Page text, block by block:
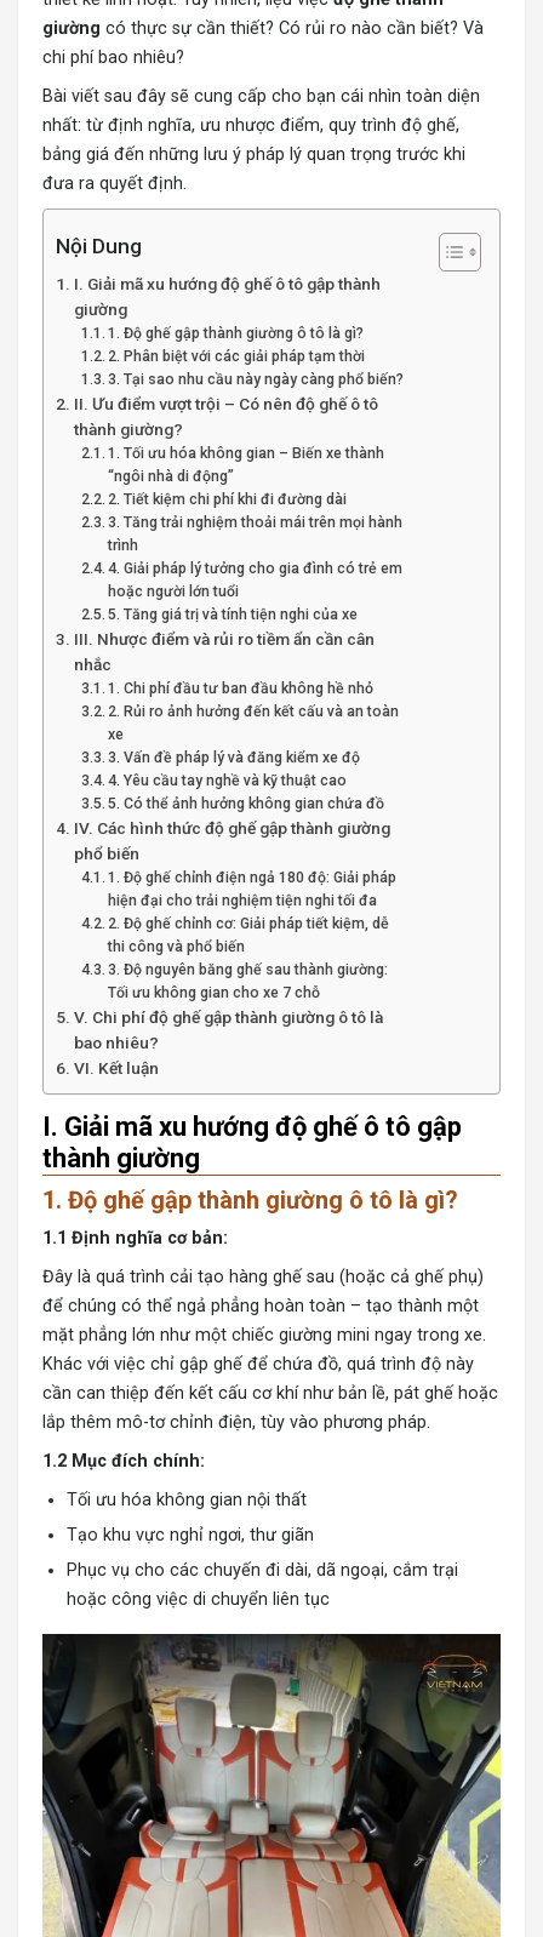
giường có thực sự cần thiết? Có rủi ro nào cần biết? Và
chi phí bao nhiêu?
Bài viết sau đây sẽ cung cấp cho bạn cái nhìn toàn diện
nhất: từ định nghĩa, ưu nhược điểm, quy trình độ ghế,
bảng giá đến những lưu ý pháp lý quan trọng trước khi
đưa ra quyết định.
Nội Dung
I. Giải mã xu hướng độ ghế ô tô gập thành
giường
1. Độ ghế gập thành giường ô tô là gì?
2. Phân biệt với các giải pháp tạm thời
3. Tại sao nhu cầu này ngày càng phổ biến?
II. Ưu điểm vượt trội – Có nên độ ghế ô tô
thành giường?
1. Tối ưu hóa không gian – Biến xe thành
“ngôi nhà di động”
2. Tiết kiệm chi phí khi đi đường dài
3. Tăng trải nghiệm thoải mái trên mọi hành
trình
4. Giải pháp lý tưởng cho gia đình có trẻ em
hoặc người lớn tuổi
5. Tăng giá trị và tính tiện nghi của xe
III. Nhược điểm và rủi ro tiềm ẩn cần cân
nhắc
1. Chi phí đầu tư ban đầu không hề nhỏ
2. Rủi ro ảnh hưởng đến kết cấu và an toàn
xe
3. Vấn đề pháp lý và đăng kiểm xe độ
4. Yêu cầu tay nghề và kỹ thuật cao
5. Có thể ảnh hưởng không gian chứa đồ
IV. Các hình thức độ ghế gập thành giường
phổ biến
1. Độ ghế chỉnh điện ngả 180 độ: Giải pháp
hiện đại cho trải nghiệm tiện nghi tối đa
2. Độ ghế chỉnh cơ: Giải pháp tiết kiệm, dễ
thi công và phổ biến
3. Độ nguyên băng ghế sau thành giường:
Tối ưu không gian cho xe 7 chỗ
V. Chi phí độ ghế gập thành giường ô tô là
bao nhiêu?
VI. Kết luận
I. Giải mã xu hướng độ ghế ô tô gập
thành giường
1. Độ ghế gập thành giường ô tô là gì?
1.1 Định nghĩa cơ bản:
Đây là quá trình cải tạo hàng ghế sau (hoặc cả ghế phụ)
để chúng có thể ngả phẳng hoàn toàn – tạo thành một
mặt phẳng lớn như một chiếc giường mini ngay trong xe.
Khác với việc chỉ gập ghế để chứa đồ, quá trình độ này
cần can thiệp đến kết cấu cơ khí như bản lề, pát ghế hoặc
lắp thêm mô-tơ chỉnh điện, tùy vào phương pháp.
1.2 Mục đích chính:
Tối ưu hóa không gian nội thất
Tạo khu vực nghỉ ngơi, thư giãn
Phục vụ cho các chuyến đi dài, dã ngoại, cắm trại
hoặc công việc di chuyển liên tục